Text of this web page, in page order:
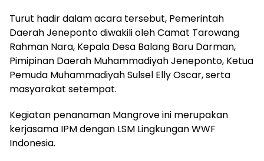
Turut hadir dalam acara tersebut, Pemerintah
Daerah Jeneponto diwakili oleh Camat Tarowang
Rahman Nara, Kepala Desa Balang Baru Darman,
Pimipinan Daerah Muhammadiyah Jeneponto, Ketua
Pemuda Muhammadiyah Sulsel Elly Oscar, serta
masyarakat setempat.
Kegiatan penanaman Mangrove ini merupakan
kerjasama IPM dengan LSM Lingkungan WWF
Indonesia.